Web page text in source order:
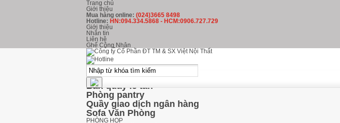
Trang chủ
Giới thiệu
Mua hàng online: (024)3665 8498
Hotline: HN:094.334.5868 - HCM:0906.727.729
Giới thiệu
Nhắn tin
Liên hệ
Ghế Công Nhân
kHU LỄ TÂN
Ghế Phòng Chờ
Ghế băng chờ inox
Ghế băng chờ nhựa
Ghế băng chờ Hòa Phát
Bàn quầy lễ tân
Phòng pantry
Quầy giao dịch ngân hàng
Sofa Văn Phòng
PHÒNG HỌP